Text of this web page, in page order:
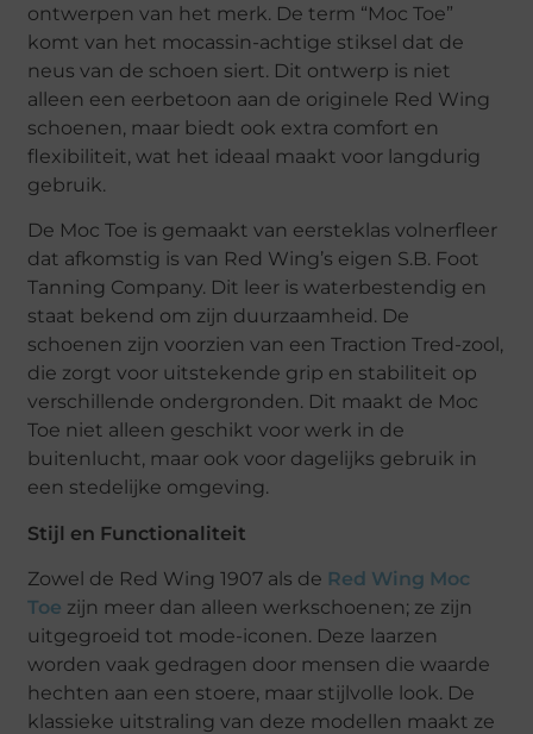
ontwerpen van het merk. De term “Moc Toe”
komt van het mocassin-achtige stiksel dat de
neus van de schoen siert. Dit ontwerp is niet
alleen een eerbetoon aan de originele Red Wing
schoenen, maar biedt ook extra comfort en
flexibiliteit, wat het ideaal maakt voor langdurig
gebruik.
De Moc Toe is gemaakt van eersteklas volnerfleer
dat afkomstig is van Red Wing’s eigen S.B. Foot
Tanning Company. Dit leer is waterbestendig en
staat bekend om zijn duurzaamheid. De
schoenen zijn voorzien van een Traction Tred-zool,
die zorgt voor uitstekende grip en stabiliteit op
verschillende ondergronden. Dit maakt de Moc
Toe niet alleen geschikt voor werk in de
buitenlucht, maar ook voor dagelijks gebruik in
een stedelijke omgeving.
Stijl en Functionaliteit
Zowel de Red Wing 1907 als de Red Wing Moc
Toe zijn meer dan alleen werkschoenen; ze zijn
uitgegroeid tot mode-iconen. Deze laarzen
worden vaak gedragen door mensen die waarde
hechten aan een stoere, maar stijlvolle look. De
klassieke uitstraling van deze modellen maakt ze